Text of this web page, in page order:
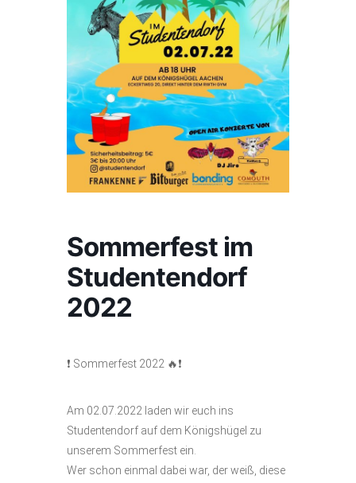
Sommerfest im
Studentendorf
2022
❗️ Sommerfest 2022 🔥❗️
Am 02.07.2022 laden wir euch ins
Studentendorf auf dem Königshügel zu
unserem Sommerfest ein.
Wer schon einmal dabei war, der weiß, diese